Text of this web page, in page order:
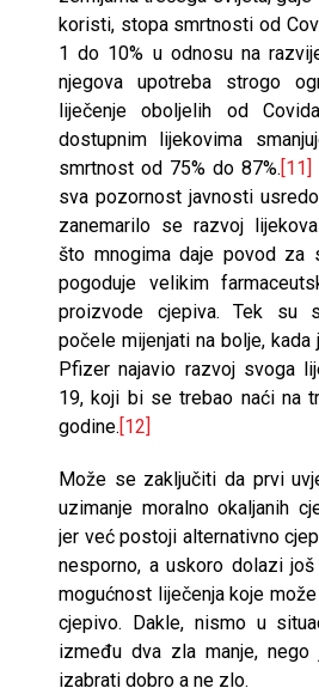
koristi, stopa smrtnosti od
1 do 10% u odnosu na
njegova upotreba strogo
liječenje oboljelih od
dostupnim lijekovima
smrtnost od 75% do 87%.[11]
sva pozornost javnosti
zanemarilo se razvoj
što mnogima daje povod za
pogoduje velikim
proizvode cjepiva. Tek su
počele mijenjati na bolje,
Pfizer najavio razvoj svoga
19, koji bi se trebao naći na
godine.[12]
Može se zaključiti da prvi
uzimanje moralno okaljanih
jer već postoji alternativno
nesporno, a uskoro dolazi
mogućnost liječenja koje
cjepivo. Dakle, nismo u
između dva zla manje,
izabrati dobro a ne zlo.